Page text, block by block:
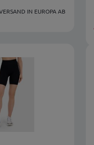
IN EUROPA AB